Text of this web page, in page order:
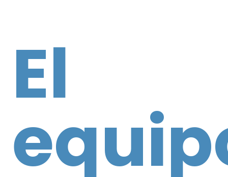
El